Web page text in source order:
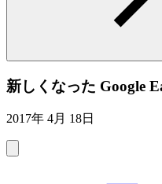
新しくなった Google
2017年 4月 18日